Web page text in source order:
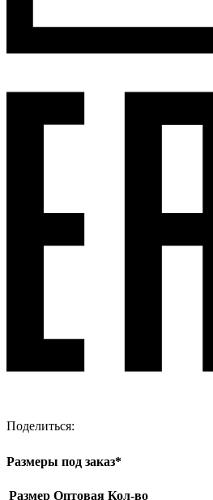
Поделиться:
Размеры под заказ*
Размер Оптовая Кол-во